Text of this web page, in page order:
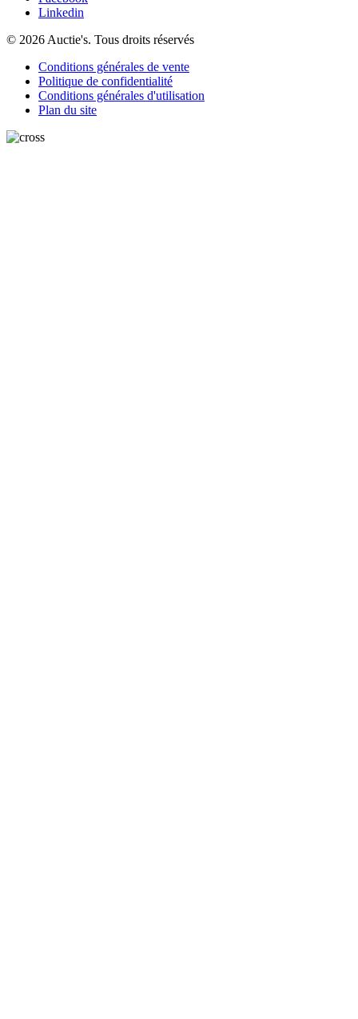
Linkedin
© 2026 Auctie's. Tous droits réservés
Conditions générales de vente
Politique de confidentialité
Conditions générales d'utilisation
Plan du site